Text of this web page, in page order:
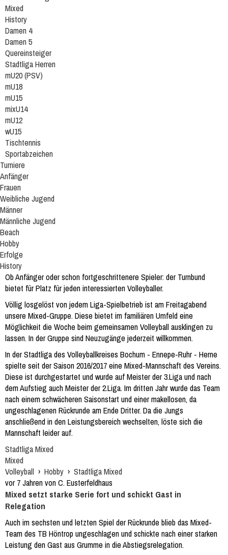
Mixed
History
Damen 4
Damen 5
Quereinsteiger
Stadtliga Herren
mU20 (PSV)
mU18
mU15
mixU14
mU12
wU15
Tischtennis
Sportabzeichen
Turniere
Anfänger
Frauen
Weibliche Jugend
Männer
Männliche Jugend
Beach
Hobby
Erfolge
History
Ob Anfänger oder schon fortgeschrittenere Spieler: der Turnbund
bietet für Platz für jeden interessierten Volleyballer.
Völlig losgelöst von jedem Liga-Spielbetrieb ist am Freitagabend
unsere Mixed-Gruppe. Diese bietet im familiären Umfeld eine
Möglichkeit die Woche beim gemeinsamen Volleyball ausklingen zu
lassen. In der Gruppe sind Neuzugänge jederzeit willkommen.
In der Stadtliga des Volleyballkreises Bochum - Ennepe-Ruhr - Herne
spielte seit der Saison 2016/2017 eine Mixed-Mannschaft des Vereins.
Diese ist durchgestartet und wurde auf Meister der 3.Liga und nach
dem Aufstieg auch Meister der 2.Liga. Im dritten Jahr wurde das Team
nach einem schwächeren Saisonstart und einer makellosen, da
ungeschlagenen Rückrunde am Ende Dritter. Da die Jungs
anschließend in den Leistungsbereich wechselten, löste sich die
Mannschaft leider auf.
Stadtliga Mixed
Mixed
Volleyball › Hobby › Stadtliga Mixed
vor 7 Jahren von C. Eusterfeldhaus
Mixed setzt starke Serie fort und schickt Gast in
Relegation
Auch im sechsten und letzten Spiel der Rückrunde blieb das Mixed-
Team des TB Höntrop ungeschlagen und schickte nach einer starken
Leistung den Gast aus Grumme in die Abstiegsrelegation.